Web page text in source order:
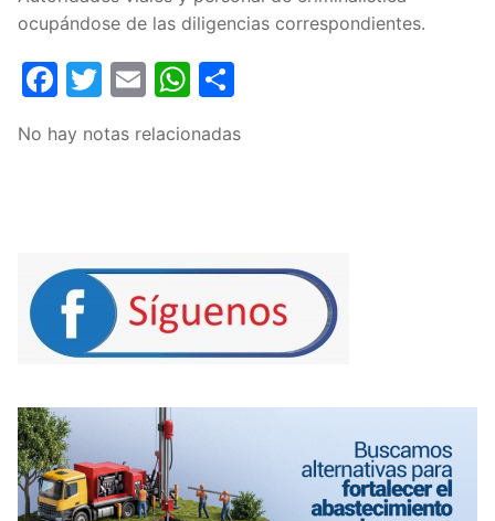
ocupándose de las diligencias correspondientes.
Facebook
Twitter
EmailWhatsApp
No hay notas relacionadas